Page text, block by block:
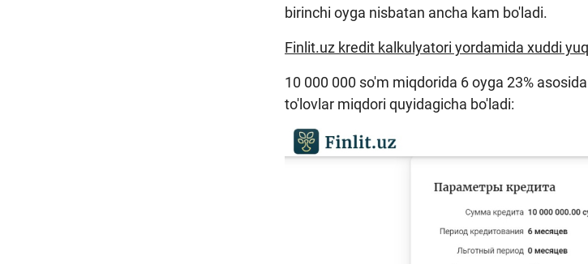
birinchi oyga nisbatan ancha kam bo'ladi.
Finlit.uz kredit kalkulyatori yordamida xuddi
10 000 000 so'm miqdorida 6 oyga 23%
to'lovlar miqdori quyidagicha bo'ladi: